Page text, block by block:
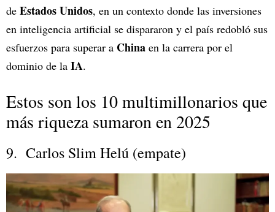
de Estados Unidos, en un contexto donde las inversiones
en inteligencia artificial se dispararon y el país redobló sus
esfuerzos para superar a China en la carrera por el
dominio de la IA.
Estos son los 10 multimillonarios que
más riqueza sumaron en 2025
9. Carlos Slim Helú (empate)